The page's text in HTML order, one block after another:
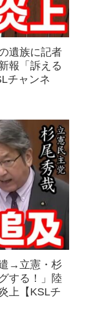
遺族に記者
報「訴える
チャンネ
遣→立憲・杉
する！」陸
上【KSLチ